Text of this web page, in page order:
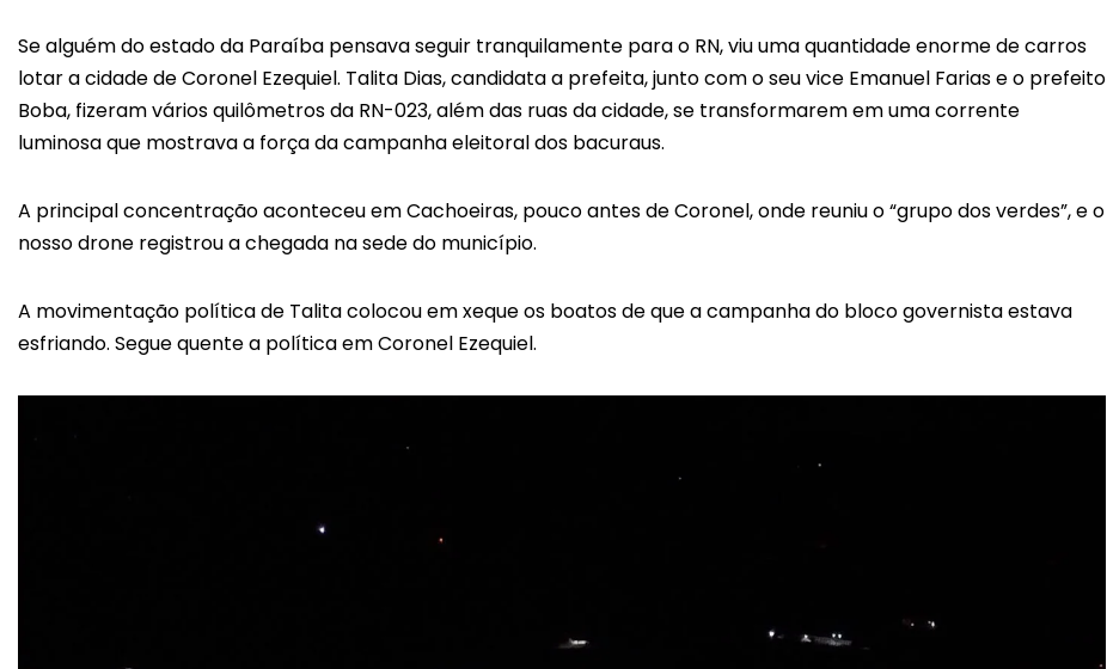
Se alguém do estado da Paraíba pensava seguir tranquilamente para o RN, viu uma quantidade enorme de carros
lotar a cidade de Coronel Ezequiel. Talita Dias, candidata a prefeita, junto com o seu vice Emanuel Farias e o prefeito
Boba, fizeram vários quilômetros da RN-023, além das ruas da cidade, se transformarem em uma corrente
luminosa que mostrava a força da campanha eleitoral dos bacuraus.
A principal concentração aconteceu em Cachoeiras, pouco antes de Coronel, onde reuniu o “grupo dos verdes”, e o
nosso drone registrou a chegada na sede do município.
A movimentação política de Talita colocou em xeque os boatos de que a campanha do bloco governista estava
esfriando. Segue quente a política em Coronel Ezequiel.